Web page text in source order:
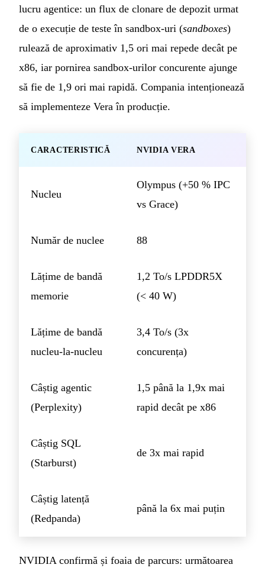
lucru agentice: un flux de clonare de depozit urmat
de o execuție de teste în sandbox-uri (sandboxes)
rulează de aproximativ 1,5 ori mai repede decât pe
x86, iar pornirea sandbox-urilor concurente ajunge
să fie de 1,9 ori mai rapidă. Compania intenționează
să implementeze Vera în producție.
CARACTERISTICĂ NVIDIA VERA
Nucleu
Olympus (+50 % IPC
vs Grace)
Număr de nuclee 88
Lățime de bandă
memorie
1,2 To/s LPDDR5X
(< 40 W)
Lățime de bandă
nucleu-la-nucleu
3,4 To/s (3x
concurența)
Câștig agentic
(Perplexity)
1,5 până la 1,9x mai
rapid decât pe x86
Câștig SQL
(Starburst)
de 3x mai rapid
Câștig latență
(Redpanda)
până la 6x mai puțin
NVIDIA confirmă și foaia de parcurs: următoarea